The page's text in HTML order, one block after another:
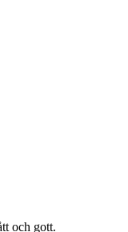
och gott.